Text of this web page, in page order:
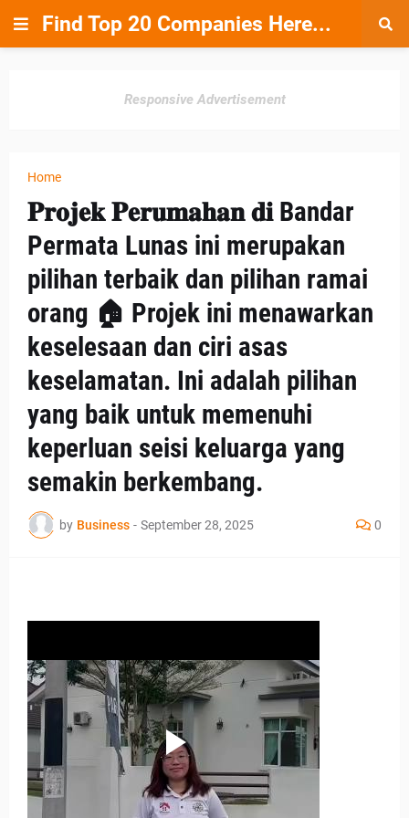
Find Top 20 Companies Here...
Responsive Advertisement
Home
𝐏𝐫𝐨𝐣𝐞𝐤 𝐏𝐞𝐫𝐮𝐦𝐚𝐡𝐚𝐧 𝐝𝐢 Bandar
Permata Lunas ini merupakan
pilihan terbaik dan pilihan ramai
orang 🏠 Projek ini menawarkan
keselesaan dan ciri asas
keselamatan. Ini adalah pilihan
yang baik untuk memenuhi
keperluan seisi keluarga yang
semakin berkembang.
by Business - September 28, 2025 0